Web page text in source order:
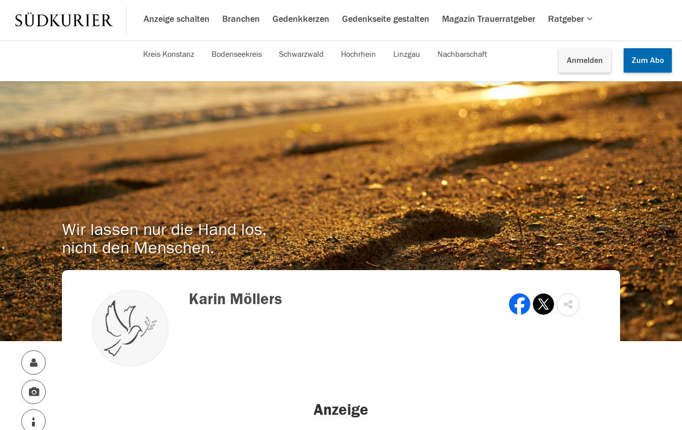
Anzeige schalten Branchen Gedenkkerzen Gedenkseite gestalten Magazin Trauerratgeber Ratgeber
Anmelden Zum Abo
Kreis Konstanz Bodenseekreis Schwarzwald Hochrhein Linzgau Nachbarschaft
Wir lassen nur die Hand los,
nicht den Menschen.
Karin Möllers
Anzeige